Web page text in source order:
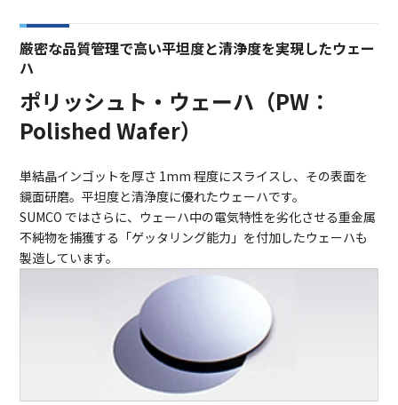
厳密な品質管理で高い平坦度と清浄度を実現したウェー
ハ
ポリッシュト・ウェーハ（PW：
Polished Wafer）
単結晶インゴットを厚さ 1mm 程度にスライスし、その表面を
鏡面研磨。平坦度と清浄度に優れたウェーハです。
SUMCO ではさらに、ウェーハ中の電気特性を劣化させる重金属
不純物を捕獲する「ゲッタリング能力」を付加したウェーハも
製造しています。